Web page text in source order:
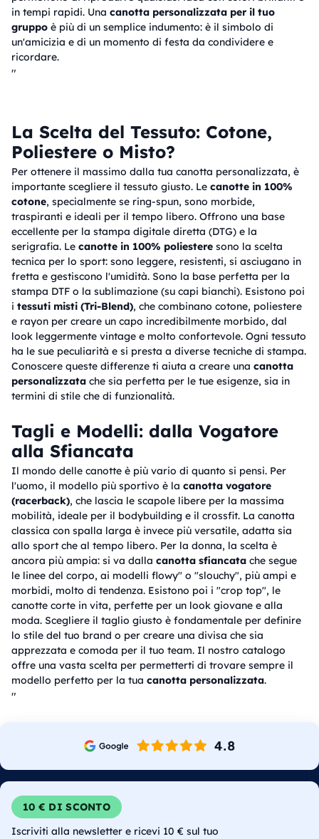
in tempi rapidi. Una canotta personalizzata per il tuo
gruppo è più di un semplice indumento: è il simbolo di
un'amicizia e di un momento di festa da condividere e
ricordare.
"
La Scelta del Tessuto: Cotone,
Poliestere o Misto?
Per ottenere il massimo dalla tua canotta personalizzata, è
importante scegliere il tessuto giusto. Le canotte in 100%
cotone, specialmente se ring-spun, sono morbide,
traspiranti e ideali per il tempo libero. Offrono una base
eccellente per la stampa digitale diretta (DTG) e la
serigrafia. Le canotte in 100% poliestere sono la scelta
tecnica per lo sport: sono leggere, resistenti, si asciugano in
fretta e gestiscono l'umidità. Sono la base perfetta per la
stampa DTF o la sublimazione (su capi bianchi). Esistono poi
i tessuti misti (Tri-Blend), che combinano cotone, poliestere
e rayon per creare un capo incredibilmente morbido, dal
look leggermente vintage e molto confortevole. Ogni tessuto
ha le sue peculiarità e si presta a diverse tecniche di stampa.
Conoscere queste differenze ti aiuta a creare una canotta
personalizzata che sia perfetta per le tue esigenze, sia in
termini di stile che di funzionalità.
Tagli e Modelli: dalla Vogatore
alla Sfiancata
Il mondo delle canotte è più vario di quanto si pensi. Per
l'uomo, il modello più sportivo è la canotta vogatore
(racerback), che lascia le scapole libere per la massima
mobilità, ideale per il bodybuilding e il crossfit. La canotta
classica con spalla larga è invece più versatile, adatta sia
allo sport che al tempo libero. Per la donna, la scelta è
ancora più ampia: si va dalla canotta sfiancata che segue
le linee del corpo, ai modelli flowy" o "slouchy", più ampi e
morbidi, molto di tendenza. Esistono poi i "crop top", le
canotte corte in vita, perfette per un look giovane e alla
moda. Scegliere il taglio giusto è fondamentale per definire
lo stile del tuo brand o per creare una divisa che sia
apprezzata e comoda per il tuo team. Il nostro catalogo
offre una vasta scelta per permetterti di trovare sempre il
modello perfetto per la tua canotta personalizzata.
"
10 € DI SCONTO
Iscriviti alla newsletter e ricevi 10 € sul tuo